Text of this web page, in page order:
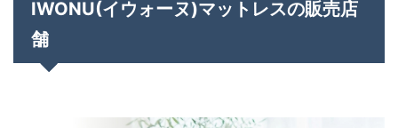
IWONU(イウォーヌ)マットレスの販売店
舗